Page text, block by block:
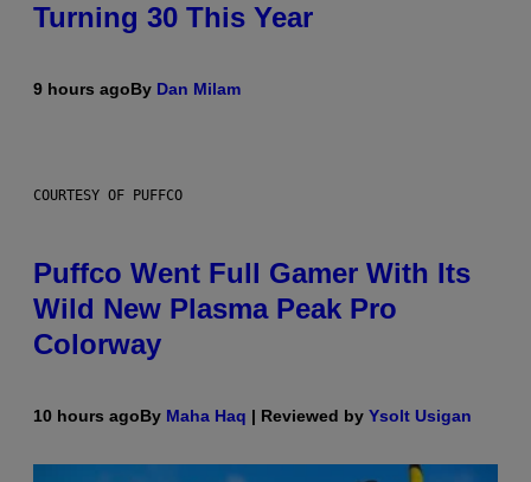
Turning 30 This Year
9 hours agoBy Dan Milam
COURTESY OF PUFFCO
Puffco Went Full Gamer With Its
Wild New Plasma Peak Pro
Colorway
10 hours agoBy Maha Haq | Reviewed by Ysolt Usigan